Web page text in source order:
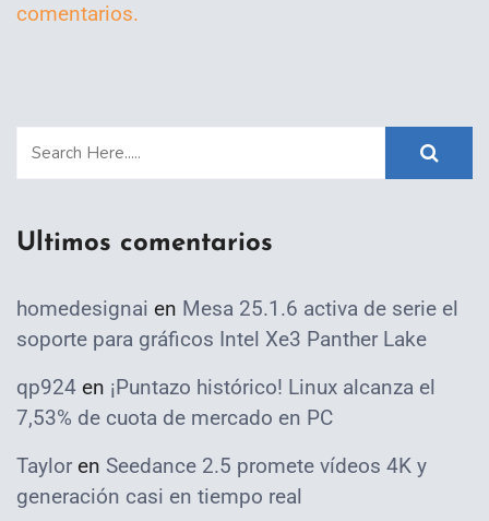
comentarios.
Ultimos comentarios
homedesignai en Mesa 25.1.6 activa de serie el
soporte para gráficos Intel Xe3 Panther Lake
qp924 en ¡Puntazo histórico! Linux alcanza el
7,53% de cuota de mercado en PC
Taylor en Seedance 2.5 promete vídeos 4K y
generación casi en tiempo real